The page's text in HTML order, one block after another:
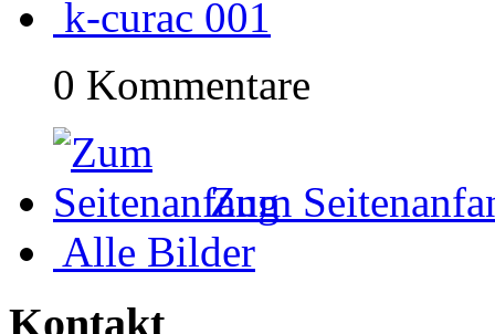
k-curac 001
0 Kommentare
Zum
Alle Bilder
Kontakt